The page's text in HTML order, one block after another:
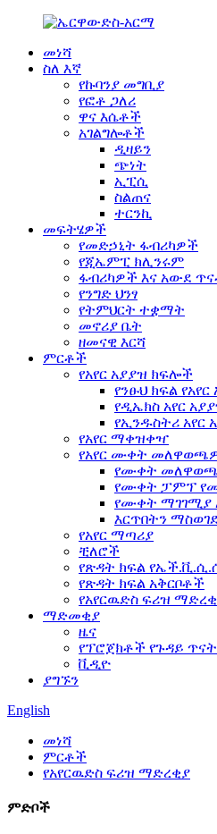
መነሻ
ስለ እኛ
የኩባንያ መግቢያ
የፎቶ ጋለሪ
ዋና እሴቶች
አገልግሎቶች
ዲዛይን
ጭነት
ኢፒሲ
ስልጠና
ተርንኪ
መፍትሄዎች
የመድኃኒት ፋብሪካዎች
የጂኤምፒ ክሊንሩም
ፋብሪካዎች እና አውደ
የንግድ ህንፃ
የትምህርት ተቋማት
መኖሪያ ቤት
ዘመናዊ እርሻ
ምርቶች
የአየር አያያዝ ክፍሎች
የንፁህ ክፍል
የዲኤክስ አየር
የኢንዱስትሪ አየር
የአየር ማቀዝቀዣ
የአየር ሙቀት
የሙቀት
የሙቀት ፓምፕ
የሙቀት ማገገሚያ
እርጥበትን
የአየር ማጣሪያ
ቺለሮች
የጽዳት ክፍል
የጽዳት ክፍል አቅርቦቶች
የአየርዉድስ ፍሪዝ
ማድመቂያ
ዜና
የፕሮጀክቶች የጉዳይ ጥናት
ቪዲዮ
ያግኙን
English
መነሻ
ምርቶች
የአየርዉድስ ፍሪዝ ማድረቂያ
ምድቦች